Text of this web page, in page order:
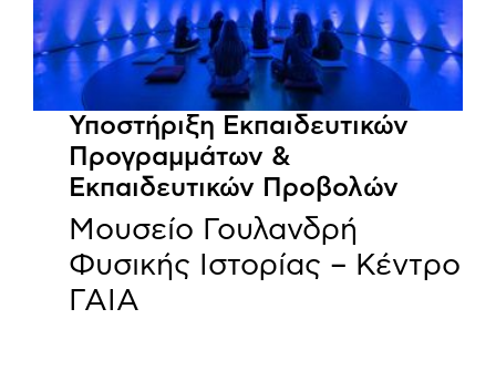
Υποστήριξη Εκπαιδευτικών
Προγραμμάτων &
Εκπαιδευτικών Προβολών
Μουσείο Γουλανδρή
Φυσικής Ιστορίας – Κέντρο
ΓΑΙΑ